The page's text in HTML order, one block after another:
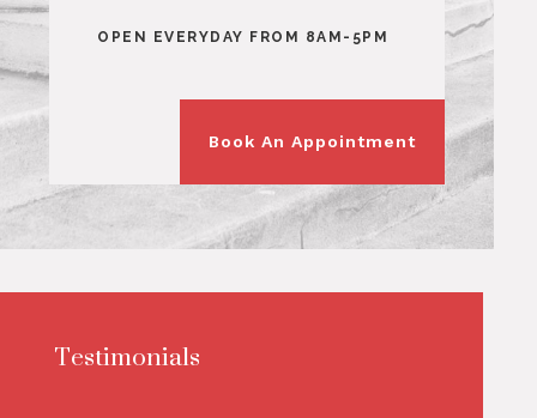
OPEN EVERYDAY FROM 8AM-5PM
Book An Appointment
Testimonials